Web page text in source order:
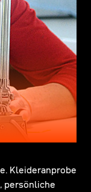
Kleideranprobe
persönliche